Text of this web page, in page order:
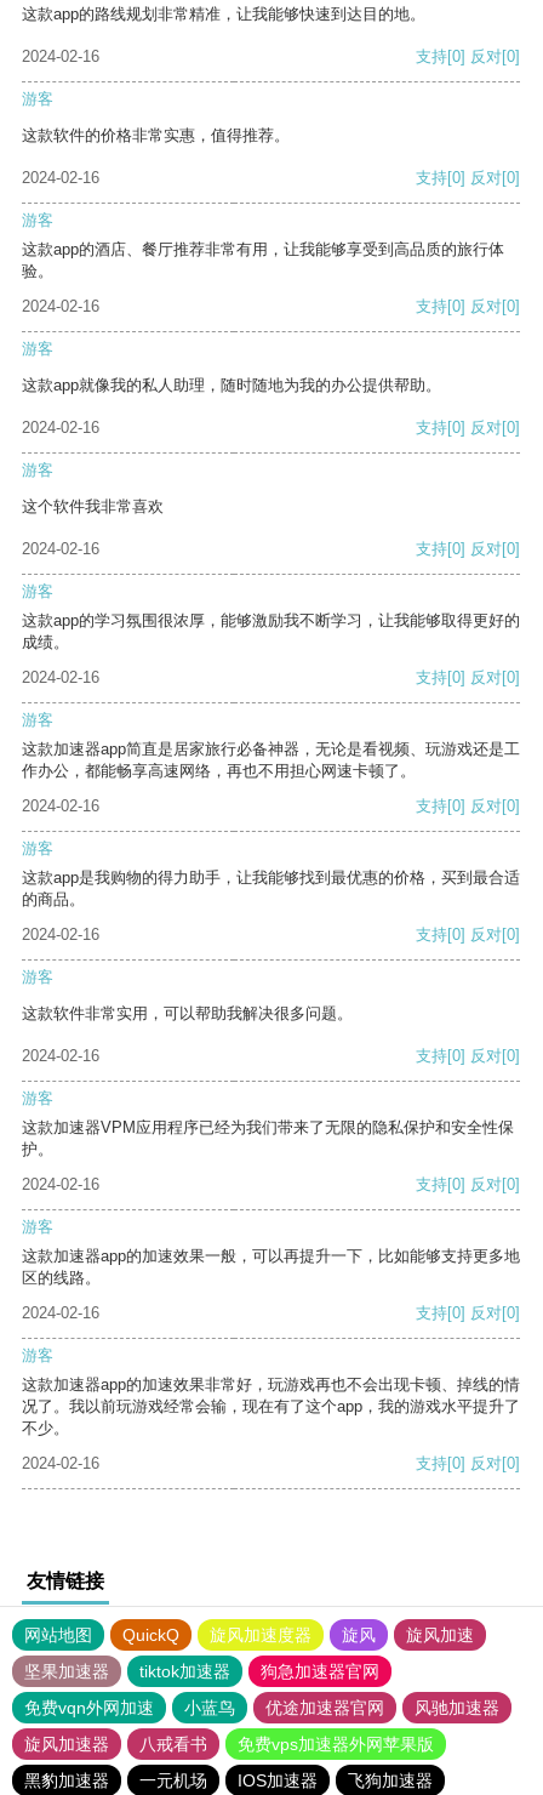
这款app的路线规划非常精准，让我能够快速到达目的地。
2024-02-16 支持[0] 反对[0]
游客
这款软件的价格非常实惠，值得推荐。
2024-02-16 支持[0] 反对[0]
游客
这款app的酒店、餐厅推荐非常有用，让我能够享受到高品质的旅行体
验。
2024-02-16
支持[0] 反对[0]
游客
这款app就像我的私人助理，随时随地为我的办公提供帮助。
2024-02-16 支持[0] 反对[0]
游客
这个软件我非常喜欢
2024-02-16 支持[0] 反对[0]
游客
这款app的学习氛围很浓厚，能够激励我不断学习，让我能够取得更好的
成绩。
2024-02-16
支持[0] 反对[0]
游客
这款加速器app简直是居家旅行必备神器，无论是看视频、玩游戏还是工
作办公，都能畅享高速网络，再也不用担心网速卡顿了。
2024-02-16
支持[0] 反对[0]
游客
这款app是我购物的得力助手，让我能够找到最优惠的价格，买到最合适
的商品。
2024-02-16
支持[0] 反对[0]
游客
这款软件非常实用，可以帮助我解决很多问题。
2024-02-16 支持[0] 反对[0]
游客
这款加速器VPM应用程序已经为我们带来了无限的隐私保护和安全性保
护。
2024-02-16
支持[0] 反对[0]
游客
这款加速器app的加速效果一般，可以再提升一下，比如能够支持更多地
区的线路。
2024-02-16
支持[0] 反对[0]
游客
这款加速器app的加速效果非常好，玩游戏再也不会出现卡顿、掉线的情
况了。我以前玩游戏经常会输，现在有了这个app，我的游戏水平提升了
不少。
2024-02-16
支持[0] 反对[0]
友情链接
网站地图 QuickQ 旋风加速度器 旋风
旋风加速
坚果加速器
tiktok加速器
狗急加速器官网
免费vqn外网加速
小蓝鸟 优途加速器官网
风驰加速器
旋风加速器
八戒看书
免费vps加速器外网苹果版
黑豹加速器
一元机场 IOS加速器 飞狗加速器